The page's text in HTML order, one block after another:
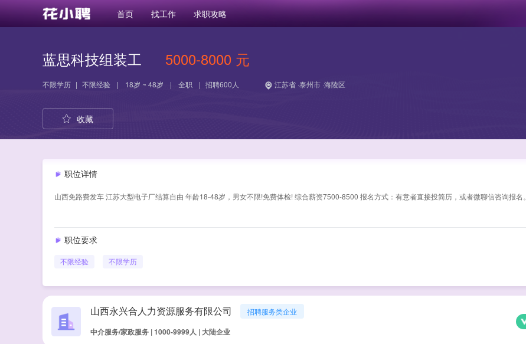
首页 找工作 求职攻略
蓝思科技组装工 5000-8000 元
不限学历 | 不限经验 | 18岁 ~ 48岁 | 全职 | 招聘600人 江苏省 ·泰州市 ·海陵区
收藏
职位详情
山西免路费发车 江苏大型电子厂结算自由 年龄18-48岁，男女不限!免费体检! 综合薪资7500-8500 报名方式：有意者直接投简历，或者微聊信咨询报名。
职位要求
不限经验 不限学历
山西永兴合人力资源服务有限公司 招聘服务类企业
中介服务/家政服务 | 1000-9999人 | 大陆企业